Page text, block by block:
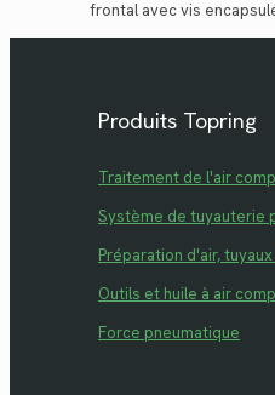
frontal avec vis
Produits Topring
Traitement de l'air
Système de tuyauterie
Préparation d'air,
Outils et huile à air
Force pneumatique